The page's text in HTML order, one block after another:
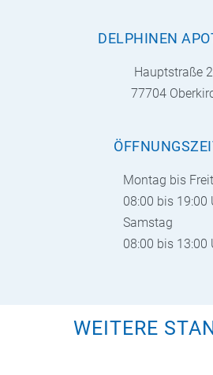
DELPHINEN
Hauptstraße
77704
Montag bis
08:00 bis 19:00
Samstag
08:00 bis 13:00
WEITERE